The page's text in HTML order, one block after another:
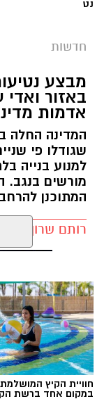
אדמות מדינה
שגודלו פי
למנוע בנייה
מורשים בנגב.
המתוכנן להרחבת
רותם שרון / 11:32 08.08.26
חוויית הקיץ
במקום אחד ברשת
חודשיים + חודש
החגים!)